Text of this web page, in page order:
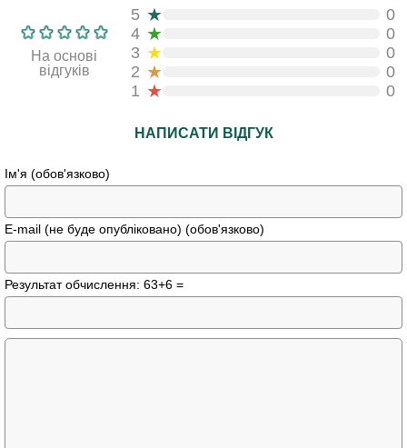
На основі
відгуків
5 ★
0
4 ★
0
3 ★
0
2 ★
0
1 ★ 0
НАПИСАТИ ВІДГУК
Ім'я (обов'язково)
E-mail (не буде опубліковано) (обов'язково)
Результат обчислення: 63+6 =